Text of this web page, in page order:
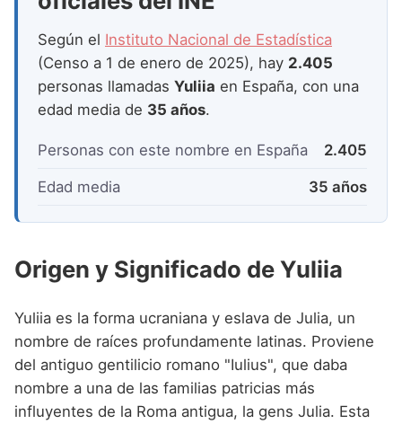
Nombres de Niña que empiezan por P
Nombres de Niña que empiezan por Q
Nombres de Niña que empiezan por R
Nombres de Niña que empiezan por S
Nombres de Niña que empiezan por T
Nombres de Niña que empiezan por U
Nombres de Niña que empiezan por X
Nombres de Niña que empiezan por Y
Nombres de Niña que empiezan por Z
Nombres de Niña Suecos
Nombres de Niña Riojanos
Nombres de Niña Valencianos
Según el Instituto Nacional de Estadística
(Censo a 1 de enero de 2025), hay 2.405
personas llamadas Yuliia en España, con una
edad media de 35 años.
Personas con este nombre en España 2.405
Edad media 35 años
Origen y Significado de Yuliia
Yuliia es la forma ucraniana y eslava de Julia, un
nombre de raíces profundamente latinas. Proviene
del antiguo gentilicio romano "Iulius", que daba
nombre a una de las familias patricias más
influyentes de la Roma antigua, la gens Julia. Esta